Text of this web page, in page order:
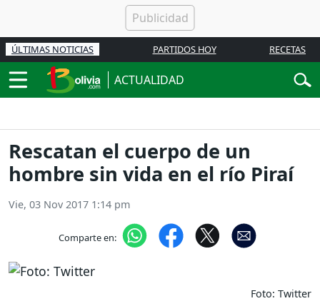
ÚLTIMAS NOTICIAS PARTIDOS HOY RECETAS
ACTUALIDAD
Rescatan el cuerpo de un
hombre sin vida en el río Piraí
Vie, 03 Nov 2017 1:14 pm
Comparte en:
Foto: Twitter